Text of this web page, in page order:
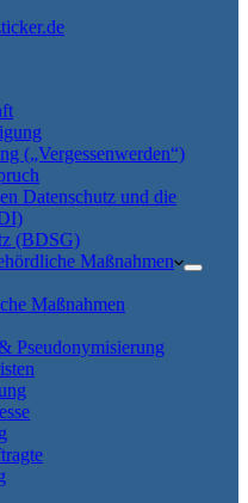
(„Vergessenwerden“)
Datenschutz und die
(BDSG)
Maßnahmen
Maßnahmen
Pseudonymisierung